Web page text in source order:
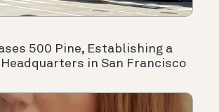
500 Pine, Establishing a
in San Francisco